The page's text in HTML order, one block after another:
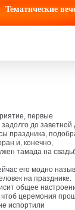
Тематические
первые
до заветной
праздника,
и, конечно,
тамада на
его модно
на празднике.
общее
чтоб церемония
испортили